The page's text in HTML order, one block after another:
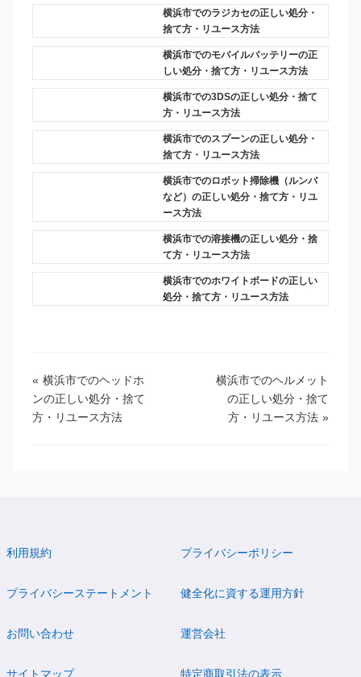
横浜市でのラジカセの正しい処分・
捨て方・リユース方法
横浜市でのモバイルバッテリーの正
しい処分・捨て方・リユース方法
横浜市での3DSの正しい処分・捨て
方・リユース方法
横浜市でのスプーンの正しい処分・
捨て方・リユース方法
横浜市でのロボット掃除機（ルンバ
など）の正しい処分・捨て方・リユ
ース方法
横浜市での溶接機の正しい処分・捨
て方・リユース方法
横浜市でのホワイトボードの正しい
処分・捨て方・リユース方法
« 横浜市でのヘッドホ
ンの正しい処分・捨て
方・リユース方法
横浜市でのヘルメット
の正しい処分・捨て
方・リユース方法 »
利用規約 プライバシーポリシー
プライバシーステートメント 健全化に資する運用方針
お問い合わせ 運営会社
サイトマップ 特定商取引法の表示